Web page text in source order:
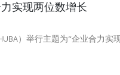
实现两位数增长
）举行主题为“企业合力实